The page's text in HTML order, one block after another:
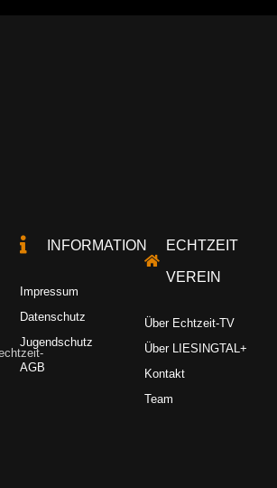
INFORMATION
Impressum
Datenschutz
Jugendschutz
AGB
ECHTZEIT
VEREIN
Über Echtzeit-TV
Über LIESINGTAL+
Kontakt
Team